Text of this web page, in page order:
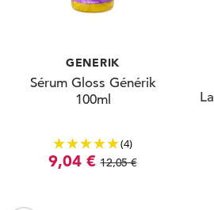
GENERIK
Sérum Gloss Générik
100ml
(4)
9,04 € 12,05 €